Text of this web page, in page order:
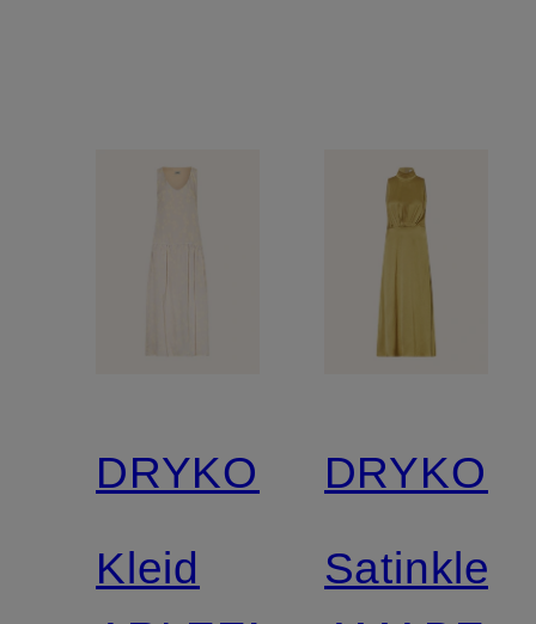
DRYKORN
Kleid
Satinkleid